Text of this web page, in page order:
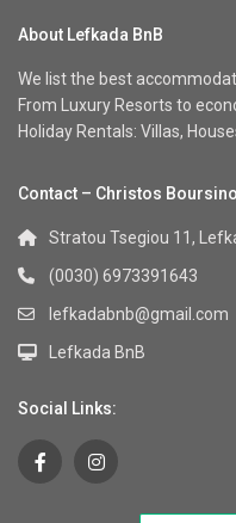
About Lefkada BnB
We list the best
From Luxury Resorts to
Holiday Rentals: Villas,
Contact – Christos
Stratou Tsegiou 11,
(0030) 6973391643
lefkadabnb@gmail.com
Lefkada BnB
Social Links: